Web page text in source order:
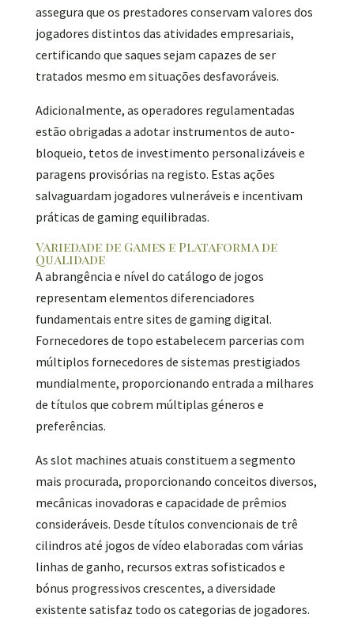
assegura que os prestadores conservam valores dos
jogadores distintos das atividades empresariais,
certificando que saques sejam capazes de ser
tratados mesmo em situações desfavoráveis.
Adicionalmente, as operadores regulamentadas
estão obrigadas a adotar instrumentos de auto-
bloqueio, tetos de investimento personalizáveis e
paragens provisórias na registo. Estas ações
salvaguardam jogadores vulneráveis e incentivam
práticas de gaming equilibradas.
Variedade de Games e Plataforma de
Qualidade
A abrangência e nível do catálogo de jogos
representam elementos diferenciadores
fundamentais entre sites de gaming digital.
Fornecedores de topo estabelecem parcerias com
múltiplos fornecedores de sistemas prestigiados
mundialmente, proporcionando entrada a milhares
de títulos que cobrem múltiplas géneros e
preferências.
As slot machines atuais constituem a segmento
mais procurada, proporcionando conceitos diversos,
mecânicas inovadoras e capacidade de prêmios
consideráveis. Desde títulos convencionais de trê
cilindros até jogos de vídeo elaboradas com várias
linhas de ganho, recursos extras sofisticados e
bónus progressivos crescentes, a diversidade
existente satisfaz todo os categorias de jogadores.